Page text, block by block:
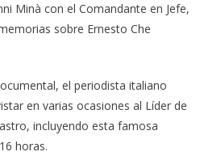
Minà con el Comandante en Jefe,
sobre Ernesto Che
el periodista italiano
en varias ocasiones al Líder de
incluyendo esta famosa
horas.